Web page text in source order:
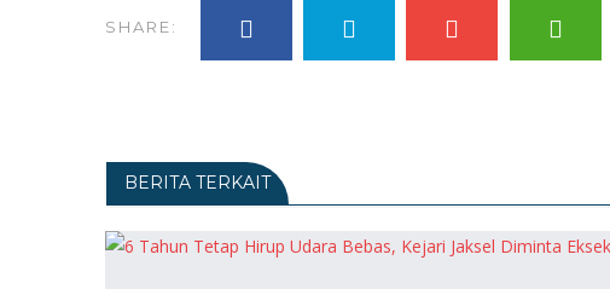
SHARE:
BERITA TERKAIT